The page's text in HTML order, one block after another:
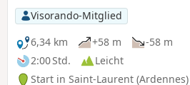
Visorando-Mitglied
6,34 km
+58 m
-58 m
2:00 Std.
Leicht
Start in Saint-Laurent (Ardennes)